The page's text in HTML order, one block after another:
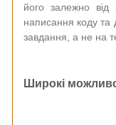
його залежно
написання коду та
завдання, а не на
Широкі